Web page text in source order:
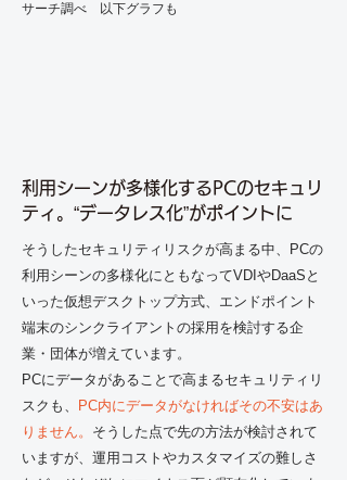
サーチ調べ 以下グラフも
利用シーンが多様化するPCのセキュリ
ティ。“データレス化”がポイントに
そうしたセキュリティリスクが高まる中、PCの
利用シーンの多様化にともなってVDIやDaaSと
いった仮想デスクトップ方式、エンドポイント
端末のシンクライアントの採用を検討する企
業・団体が増えています。
PCにデータがあることで高まるセキュリティリ
スクも、
PC内にデータがなければその不安はあ
りません。 そうした点で先の方法が検討されて
いますが、運用コストやカスタマイズの難しさ